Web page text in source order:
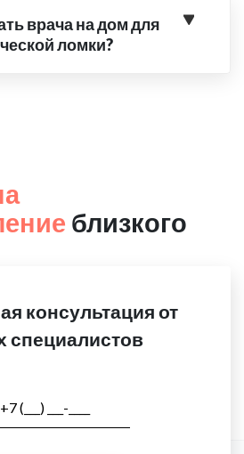
врача на дом для
ломки?
близкого
консультация от
специалистов